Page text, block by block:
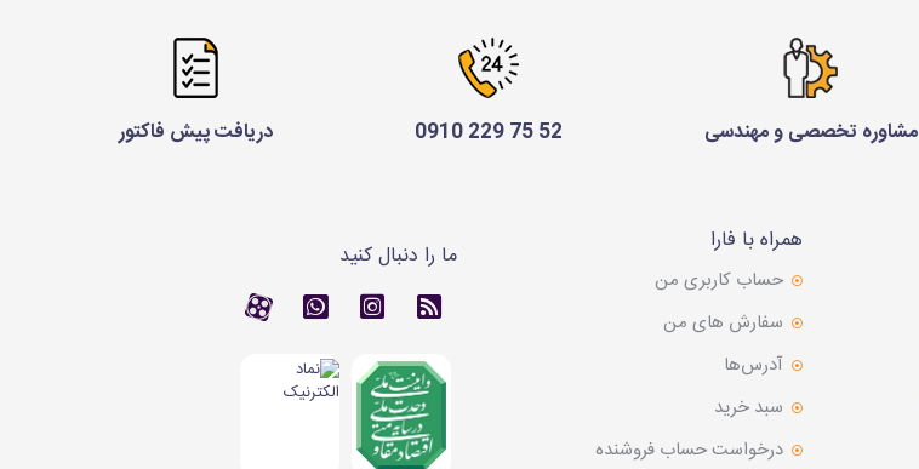
مشاوره تخصصی و مهندسی 52 75 229 0910 دریافت پیش فاکتور
همراه با فارا
حساب کاربری من
سفارش های من‎
آدرس‌ها
سبد خرید
درخواست حساب فروشنده
ما را دنبال کنید
RSS کانال آپارات
تماس با واتس اپ
کانال آپارات